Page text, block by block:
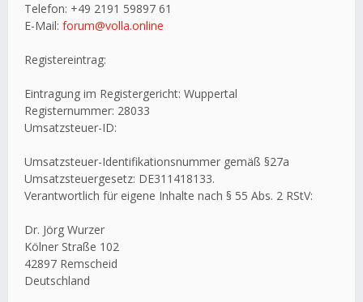
Telefon: +49 2191 59897 61
E-Mail: forum@volla.online
Registereintrag:
Eintragung im Registergericht: Wuppertal
Registernummer: 28033
Umsatzsteuer-ID:
Umsatzsteuer-Identifikationsnummer gemäß §27a
Umsatzsteuergesetz: DE311418133.
Verantwortlich für eigene Inhalte nach § 55 Abs. 2 RStV:
Dr. Jörg Wurzer
Kölner Straße 102
42897 Remscheid
Deutschland